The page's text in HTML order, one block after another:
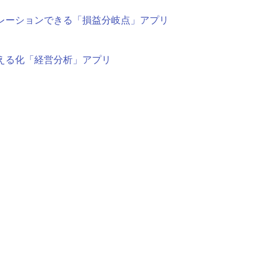
ションできる「損益分岐点」アプリ
化「経営分析」アプリ